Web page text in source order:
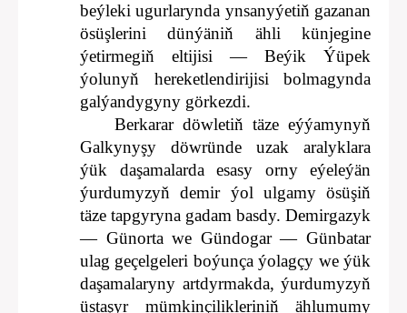
beýleki ugurlarynda ynsanyýetiň gazanan
ösüşlerini dünýäniň ähli künjegine
ýetirmegiň eltijisi — Beýik Ýüpek
ýolunyň hereketlendirijisi bolmagynda
galýandygyny görkezdi.
Berkarar döwletiň täze eýýamynyň
Galkynyşy döwründe uzak aralyklara
ýük daşamalarda esasy orny eýeleýän
ýurdumyzyň demir ýol ulgamy ösüşiň
täze tapgyryna gadam basdy. Demirgazyk
— Günorta we Gündogar — Günbatar
ulag geçelgeleri boýunça ýolagçy we ýük
daşamalaryny artdyrmakda, ýurdumyzyň
üstaşyr mümkinçilikleriniň ählumumy